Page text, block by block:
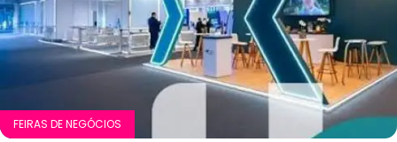
FEIRAS DE NEGÓCIOS